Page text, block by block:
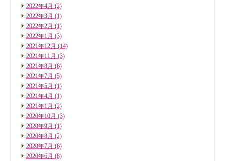
2022年4月 (2)
2022年3月 (1)
2022年2月 (1)
2022年1月 (3)
2021年12月 (14)
2021年11月 (3)
2021年8月 (6)
2021年7月 (5)
2021年5月 (1)
2021年4月 (1)
2021年1月 (2)
2020年10月 (3)
2020年9月 (1)
2020年8月 (2)
2020年7月 (6)
2020年6月 (8)